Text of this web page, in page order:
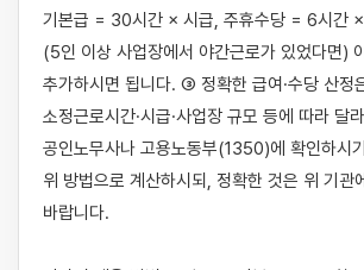
기본급 = 30시간 × 시급, 주휴수당 = 6시간
(5인 이상 사업장에서 야간근로가 있었다면)
추가하시면 됩니다. ③ 정확한 급여·수당 산정
소정근로시간·시급·사업장 규모 등에 따라 달
공인노무사나 고용노동부(1350)에 확인하시
위 방법으로 계산하시되, 정확한 것은 위 기관
바랍니다.